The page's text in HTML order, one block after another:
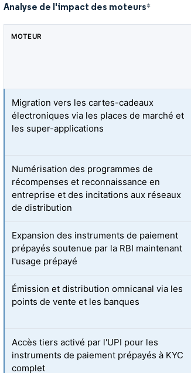
Analyse de l'impact des moteurs*
MOTEUR
Migration vers les cartes-cadeaux
électroniques via les places de marché et
les super-applications
Numérisation des programmes de
récompenses et reconnaissance en
entreprise et des incitations aux réseaux
de distribution
Expansion des instruments de paiement
prépayés soutenue par la RBI maintenant
l'usage prépayé
Émission et distribution omnicanal via les
points de vente et les banques
Accès tiers activé par l'UPI pour les
instruments de paiement prépayés à KYC
complet